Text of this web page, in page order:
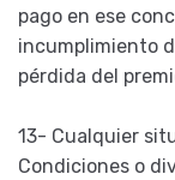
pago en ese
incumplimiento
pérdida del
13- Cualquier
Condiciones o